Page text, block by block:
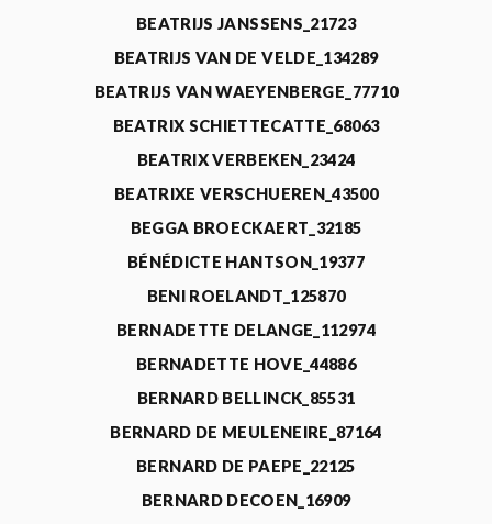
BEATRIJS JANSSENS_21723
BEATRIJS VAN DE VELDE_134289
BEATRIJS VAN WAEYENBERGE_77710
BEATRIX SCHIETTECATTE_68063
BEATRIX VERBEKEN_23424
BEATRIXE VERSCHUEREN_43500
BEGGA BROECKAERT_32185
BÉNÉDICTE HANTSON_19377
BENI ROELANDT_125870
BERNADETTE DELANGE_112974
BERNADETTE HOVE_44886
BERNARD BELLINCK_85531
BERNARD DE MEULENEIRE_87164
BERNARD DE PAEPE_22125
BERNARD DECOEN_16909